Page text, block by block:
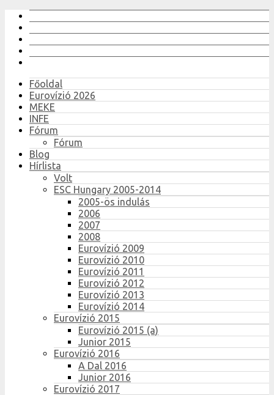
Főoldal
Eurovízió 2026
MEKE
INFE
Fórum
Fórum
Blog
Hírlista
Volt
ESC Hungary 2005-2014
2005-ös indulás
2006
2007
2008
Eurovízió 2009
Eurovízió 2010
Eurovízió 2011
Eurovízió 2012
Eurovízió 2013
Eurovízió 2014
Eurovízió 2015
Eurovízió 2015 (a)
Junior 2015
Eurovízió 2016
A Dal 2016
Junior 2016
Eurovízió 2017